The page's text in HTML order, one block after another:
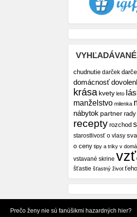
chudnutie darček
domácnosť
krása kvety leto
manželstvo milenka
nábytok partner rady
recepty rozchod
starostlivosť o vlasy
o ceny tipy a triky v
vstavané skrine
šťastie šťastný život
Prečo ženy nie sú fanúšikmi hazardných hier?